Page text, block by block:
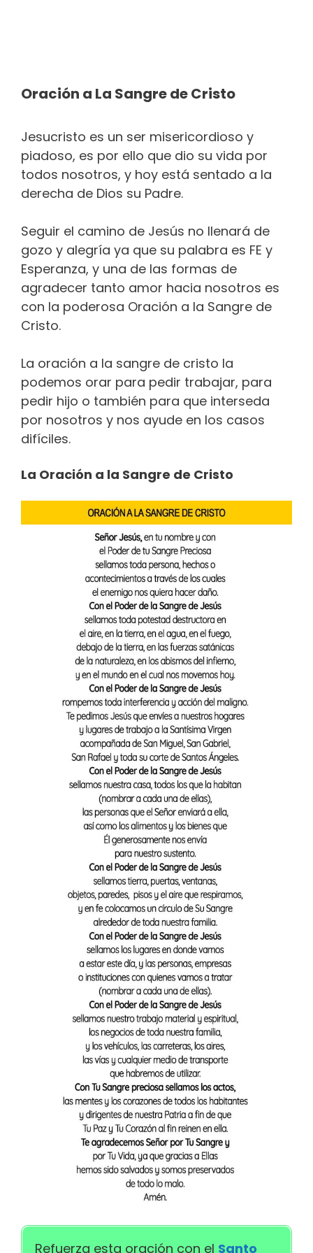
Oración a La Sangre de Cristo
Jesucristo es un ser misericordioso y
piadoso, es por ello que dio su vida por
todos nosotros, y hoy está sentado a la
derecha de Dios su Padre.
Seguir el camino de Jesús no llenará de
gozo y alegría ya que su palabra es FE y
Esperanza, y una de las formas de
agradecer tanto amor hacia nosotros es
con la poderosa Oración a la Sangre de
Cristo.
La oración a la sangre de cristo la
podemos orar para pedir trabajar, para
pedir hijo o también para que interseda
por nosotros y nos ayude en los casos
difíciles.
La Oración a la Sangre de Cristo
Refuerza esta oración con el Santo